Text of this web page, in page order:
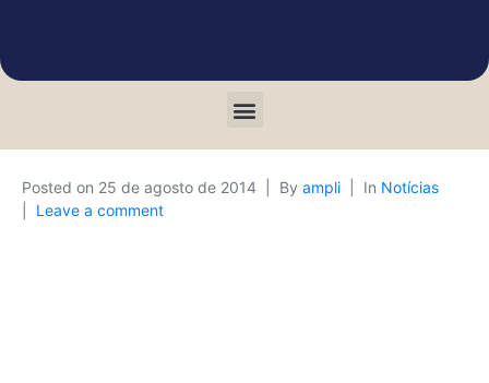
Posted on 25 de agosto de 2014 By ampli In Notícias
Leave a comment